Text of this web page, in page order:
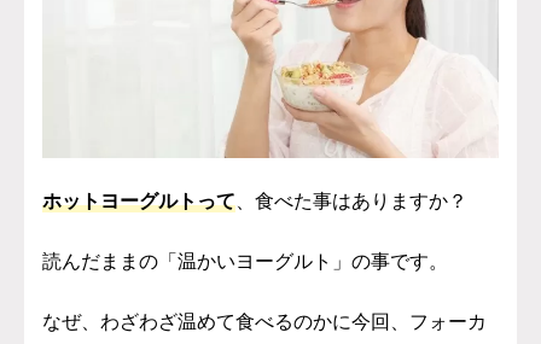
ホットヨーグルトって、食べた事はありますか？
読んだままの「温かいヨーグルト」の事です。
なぜ、わざわざ温めて食べるのかに今回、フォーカ